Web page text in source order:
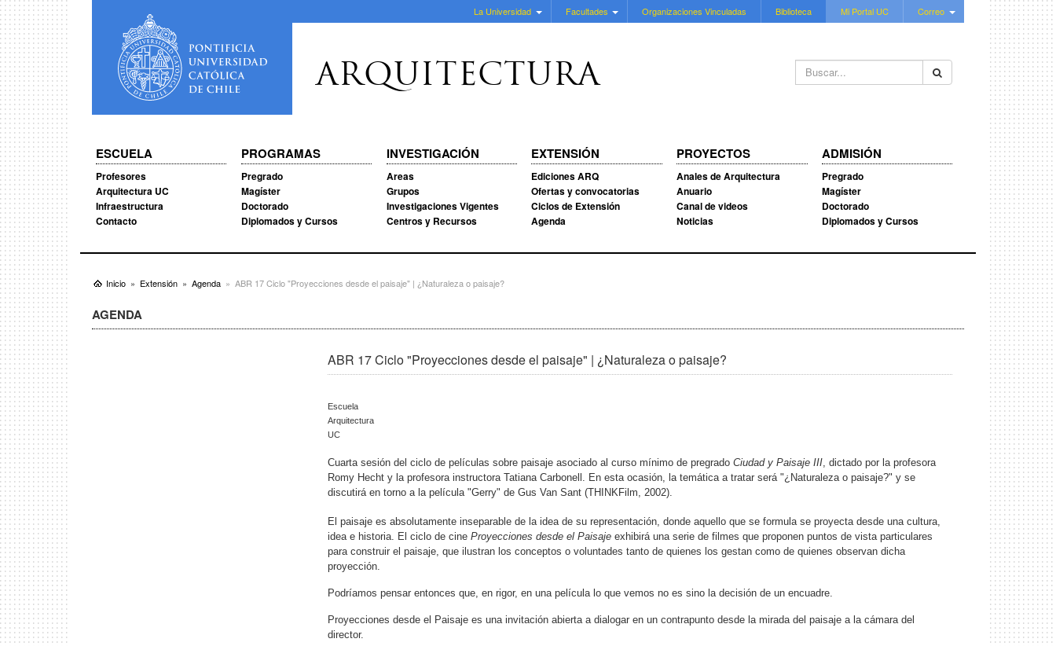
La Universidad Facultades Organizaciones Vinculadas Biblioteca Mi Portal UC Correo
Buscar...
ARQUITECTURA
ESCUELA
Profesores
Arquitectura UC
Infraestructura
Contacto
PROGRAMAS
Pregrado
Magíster
Doctorado
Diplomados y Cursos
INVESTIGACIÓN
Areas
Grupos
Investigaciones Vigentes
Centros y Recursos
EXTENSIÓN
Ediciones ARQ
Ofertas y convocatorias
Ciclos de Extensión
Agenda
PROYECTOS
Anales de Arquitectura
Anuario
Canal de videos
Noticias
ADMISIÓN
Pregrado
Magíster
Doctorado
Diplomados y Cursos
Inicio Extensión Agenda ABR 17 Ciclo "Proyecciones desde el paisaje" | ¿Naturaleza o paisaje?
AGENDA
ABR 17 Ciclo "Proyecciones desde el paisaje" | ¿Naturaleza o paisaje?
Escuela
Arquitectura
UC
Cuarta sesión del ciclo de películas sobre paisaje asociado al curso mínimo de pregrado Ciudad y Paisaje III, dictado por la profesora
Romy Hecht y la profesora instructora Tatiana Carbonell. En esta ocasión, la temática a tratar será "¿Naturaleza o paisaje?" y se
discutirá en torno a la película "Gerry" de Gus Van Sant (THINKFilm, 2002).
El paisaje es absolutamente inseparable de la idea de su representación, donde aquello que se formula se proyecta desde una cultura,
idea e historia. El ciclo de cine Proyecciones desde el Paisaje exhibirá una serie de filmes que proponen puntos de vista particulares
para construir el paisaje, que ilustran los conceptos o voluntades tanto de quienes los gestan como de quienes observan dicha
proyección.
Podríamos pensar entonces que, en rigor, en una película lo que vemos no es sino la decisión de un encuadre.
Proyecciones desde el Paisaje es una invitación abierta a dialogar en un contrapunto desde la mirada del paisaje a la cámara del
director.